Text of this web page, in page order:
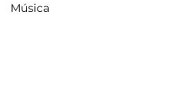
Música